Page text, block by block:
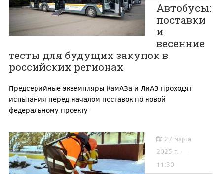
Автобусы:
поставки
и
весенние
тесты для будущих закупок в
российских регионах
Предсерийные экземпляры КамАЗа и ЛиАЗ проходят
испытания перед началом поставок по новой
федеральному проекту
27 марта
2025 г. —
11:30